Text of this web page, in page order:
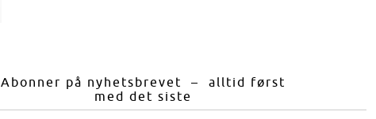
Abonner på nyhetsbrevet – alltid først
med det siste